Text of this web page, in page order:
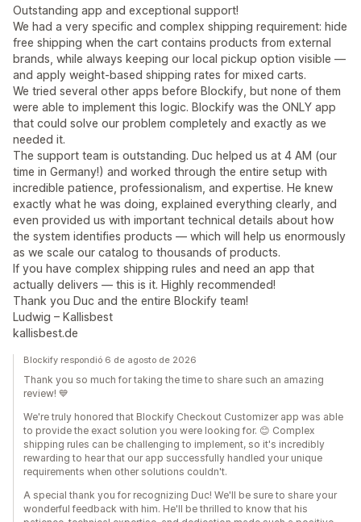
Outstanding app and exceptional support!
We had a very specific and complex shipping requirement: hide
free shipping when the cart contains products from external
brands, while always keeping our local pickup option visible —
and apply weight-based shipping rates for mixed carts.
We tried several other apps before Blockify, but none of them
were able to implement this logic. Blockify was the ONLY app
that could solve our problem completely and exactly as we
needed it.
The support team is outstanding. Duc helped us at 4 AM (our
time in Germany!) and worked through the entire setup with
incredible patience, professionalism, and expertise. He knew
exactly what he was doing, explained everything clearly, and
even provided us with important technical details about how
the system identifies products — which will help us enormously
as we scale our catalog to thousands of products.
If you have complex shipping rules and need an app that
actually delivers — this is it. Highly recommended!
Thank you Duc and the entire Blockify team!
Ludwig – Kallisbest
kallisbest.de
Blockify respondió 6 de agosto de 2026
Thank you so much for taking the time to share such an amazing
review! 💙
We're truly honored that Blockify Checkout Customizer app was able
to provide the exact solution you were looking for. 😊 Complex
shipping rules can be challenging to implement, so it's incredibly
rewarding to hear that our app successfully handled your unique
requirements when other solutions couldn't.
A special thank you for recognizing Duc! We'll be sure to share your
wonderful feedback with him. He'll be thrilled to know that his